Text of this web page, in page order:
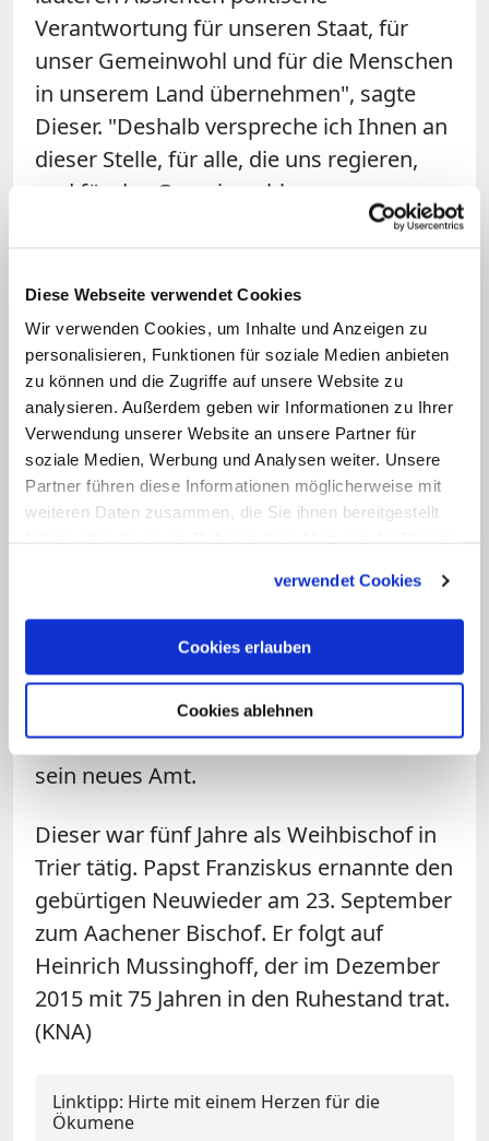
Diese Webseite verwendet Cookies
Wir verwenden Cookies, um Inhalte und Anzeigen zu
personalisieren, Funktionen für soziale Medien anbieten
zu können und die Zugriffe auf unsere Website zu
analysieren. Außerdem geben wir Informationen zu Ihrer
Verwendung unserer Website an unsere Partner für
soziale Medien, Werbung und Analysen weiter. Unsere
Partner führen diese Informationen möglicherweise mit
weiteren Daten zusammen, die Sie ihnen bereitgestellt
verwendet Cookies
Cookies erlauben
Cookies ablehnen
Verantwortung für unseren Staat, für
unser Gemeinwohl und für die Menschen
in unserem Land übernehmen", sagte
Dieser. "Deshalb verspreche ich Ihnen an
dieser Stelle, für alle, die uns regieren,
und für das Gemeinwohl unserer
Gesellschaft persönlich und in unseren
öffentlich immer wieder zu beten."
Kraft erklärte, der Treueeid bekräftige
"die gemeinsame Verantwortung von
Kirche und Staat für die Menschen in
unserem Land". Die Kirchen wie auch die
anderen Religionsgemeinschaften seien
wichtige Partner, um bestehende
meistern. "Die Aufnahme und Integration
der Flüchtlinge, für die sich gerade die
Kirchen besonders engagieren, ist hierfür
ein eindrückliches Beispiel", so die
Regierungschefin. Sie wünschte dem
Bischof "viel Kraft und viel Freude" für
sein neues Amt.
Dieser war fünf Jahre als Weihbischof in
Trier tätig. Papst Franziskus ernannte den
gebürtigen Neuwieder am 23. September
zum Aachener Bischof. Er folgt auf
Heinrich Mussinghoff, der im Dezember
2015 mit 75 Jahren in den Ruhestand trat.
(KNA)
Linktipp: Hirte mit einem Herzen für die
Ökumene